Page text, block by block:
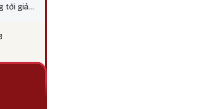
tới giác
các